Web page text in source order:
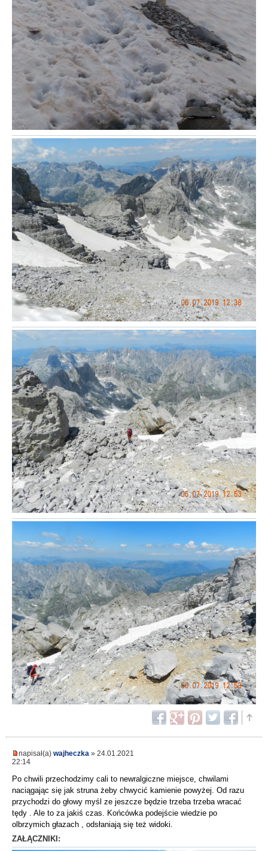
napisał(a) wajheczka » 24.01.2021
22:14
Po chwili przechodzimy cali to newralgiczne miejsce, chwilami
naciągając się jak struna żeby chwycić kamienie powyżej. Od razu
przychodzi do głowy myśl ze jeszcze będzie trzeba trzeba wracać
tędy . Ale to za jakiś czas. Końcówka podejście wiedzie po
olbrzymich głazach , odsłaniają się też widoki.
ZAŁĄCZNIKI: